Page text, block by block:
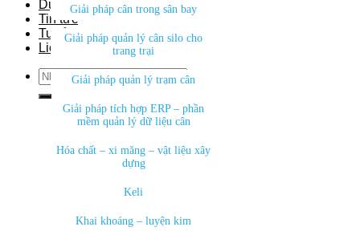
Dự án
Tin tức
Tuyển dụng
Liên hệ
Search
for:
Giải pháp cân trong sân bay
Giải pháp quản lý cân silo cho
trang trại
Giải pháp quản lý trạm cân
Giải pháp tích hợp ERP – phần
mềm quản lý dữ liệu cân
Hóa chất – xi măng – vật liệu xây
dựng
Keli
Khai khoáng – luyện kim